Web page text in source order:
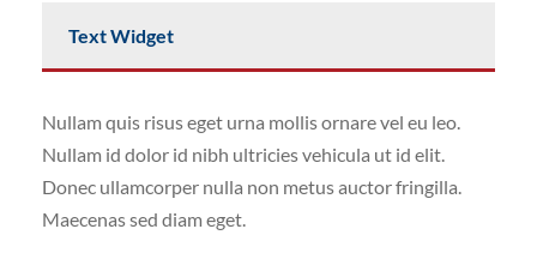
Text Widget
Nullam quis risus eget urna mollis ornare vel eu leo.
Nullam id dolor id nibh ultricies vehicula ut id elit.
Donec ullamcorper nulla non metus auctor fringilla.
Maecenas sed diam eget.